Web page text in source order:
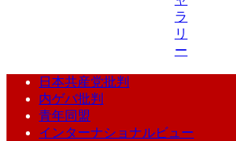
ラ
リ
ー
日本共産党批判
内ゲバ批判
青年同盟
インターナショナルビュー